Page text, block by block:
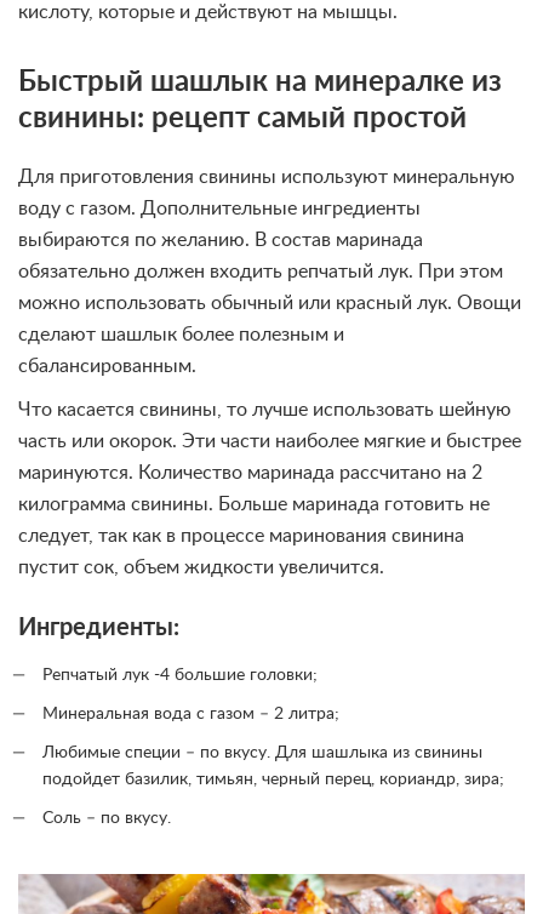
кислоту, которые и действуют на мышцы.
Быстрый шашлык на минералке из
свинины: рецепт самый простой
Для приготовления свинины используют минеральную
воду с газом. Дополнительные ингредиенты
выбираются по желанию. В состав маринада
обязательно должен входить репчатый лук. При этом
можно использовать обычный или красный лук. Овощи
сделают шашлык более полезным и
сбалансированным.
Что касается свинины, то лучше использовать шейную
часть или окорок. Эти части наиболее мягкие и быстрее
маринуются. Количество маринада рассчитано на 2
килограмма свинины. Больше маринада готовить не
следует, так как в процессе маринования свинина
пустит сок, объем жидкости увеличится.
Ингредиенты:
Репчатый лук -4 большие головки;
Минеральная вода с газом – 2 литра;
Любимые специи – по вкусу. Для шашлыка из свинины
подойдет базилик, тимьян, черный перец, кориандр, зира;
Соль – по вкусу.